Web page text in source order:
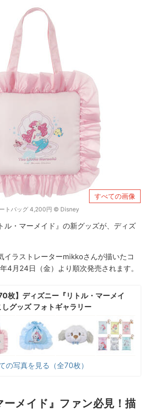
すべての画像
ートバッグ 4,200円 © Disney
ル・マーメイド』の新グッズが、ディズ
イラストレーターmikkoさんが描いたコ
4月24日（金）より順次発売されます。
70枚】ディズニー『リトル・マーメイ
グッズ フォトギャラリー
の写真を見る（全70枚）
ーメイド』ファン必見！描